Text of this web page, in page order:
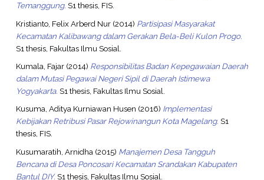
Temanggung. S1 thesis, FIS.
Kristianto, Felix Arberd Nur(2014) Partisipasi Masyarakat
Kecamatan Kalibawang dalam Gerakan Bela-Beli Kulon Progo.
S1 thesis, Fakultas Ilmu Sosial.
Kumala, Fajar(2014) Responsibilitas Badan Kepegawaian Daerah
dalam Mutasi Pegawai Negeri Sipil di Daerah Istimewa
Yogyakarta. S1 thesis, Fakultas Ilmu Sosial.
Kusuma, Aditya Kurniawan Husen (2016) Implementasi
Kebijakan Retribusi Pasar Rejowinangun Kota Magelang. S1
thesis, FIS.
Kusumaratih, Arnidha (2015) Manajemen Desa Tangguh
Bencana di Desa Poncosari Kecamatan Srandakan Kabupaten
Bantul DIY.S1 thesis, Fakultas Ilmu Sosial.